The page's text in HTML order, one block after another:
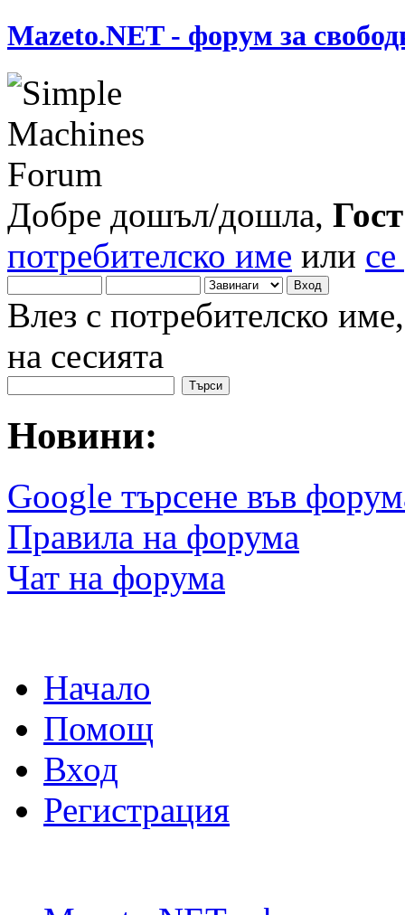
Mazeto.NET - форум за
Добре дошъл/дошла, Гост
потребителско име или
Влез с потребителско
на сесията
Новини:
Google търсене във
Правила на форума
Чат на форума
Начало
Помощ
Вход
Регистрация